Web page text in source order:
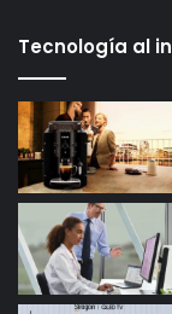
Tecnología al